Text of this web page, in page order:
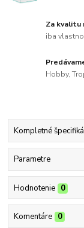
Za kvalitu
iba
Hobby,
Kompletné
Parametre
Hodnotenie 0
Komentáre 0